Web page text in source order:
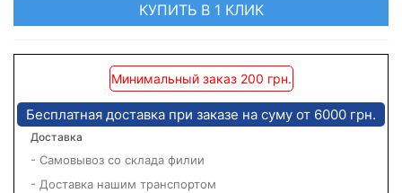
КУПИТЬ В 1 КЛИК
Минимальный заказ 200 грн.
Бесплатная доставка при заказе на суму от 6000 грн.
Доставка
- Самовывоз со склада филии
- Доставка нашим транспортом